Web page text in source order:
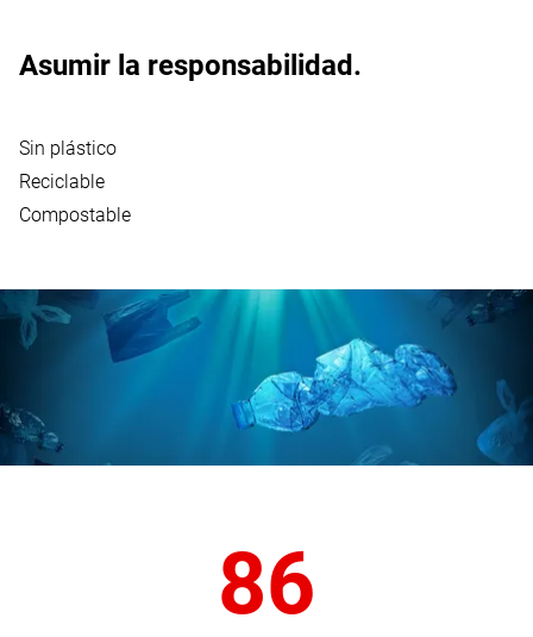
reproducción de vídeos.
Permitir el uso
Asumir la responsabilidad.
Sin plástico
Reciclable
Compostable
86